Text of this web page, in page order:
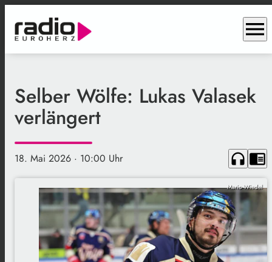
menu
Selber Wölfe: Lukas Valasek
verlängert
18. Mai 2026 · 10:00 Uhr headphones chrome_reader_mode
Mario Wiedel